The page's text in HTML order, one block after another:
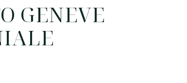
GENEVE